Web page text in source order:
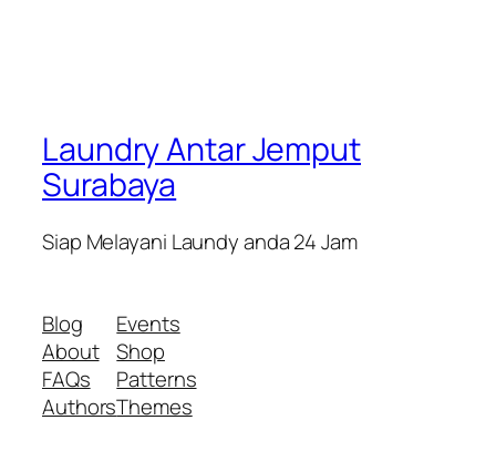
Laundry Antar Jemput
Surabaya
Siap Melayani Laundy anda 24 Jam
Blog
About
FAQs
Authors
Events
Shop
Patterns
Themes